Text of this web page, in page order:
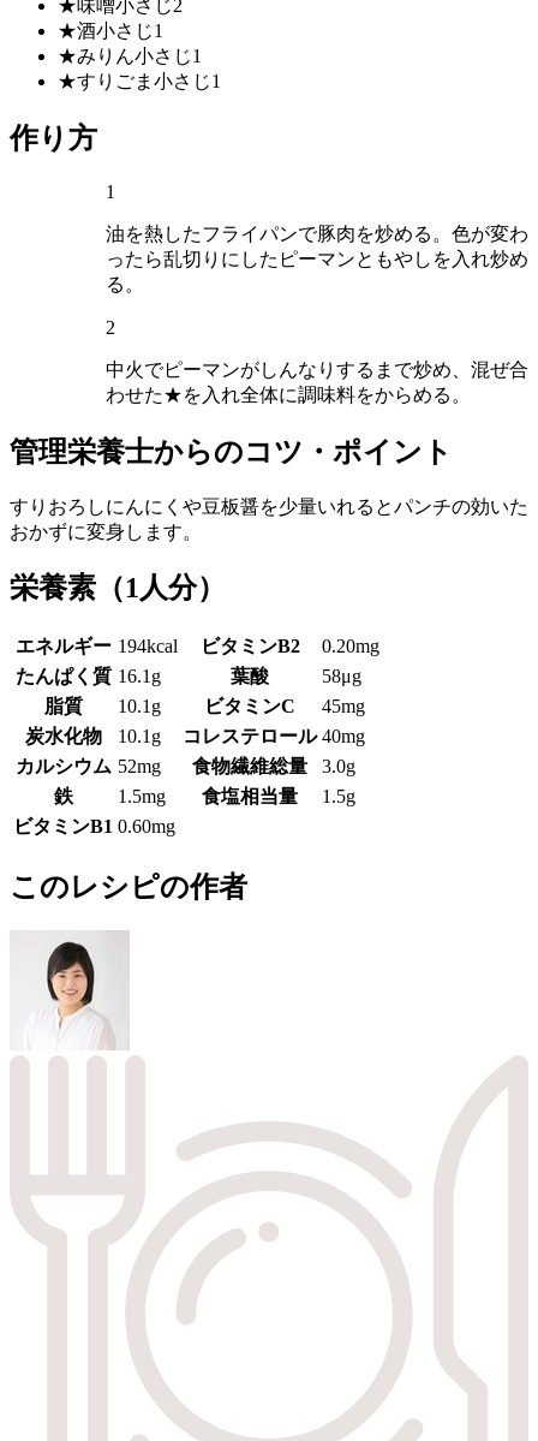
★味噌小さじ2
★酒小さじ1
★みりん小さじ1
★すりごま 小さじ1
作り方
1
油を熱したフライパンで豚肉を炒める。色が変わ
ったら乱切りにしたピーマンともやしを入れ炒め
る。
2
中火でピーマンがしんなりするまで炒め、混ぜ合
わせた★を入れ全体に調味料をからめる。
管理栄養士からのコツ・ポイント
すりおろしにんにくや豆板醤を少量いれるとパンチの効いた
おかずに変身します。
栄養素 （1人分）
エネルギー 194kcal ビタミンB2
0.20mg
たんぱく質 16.1g 葉酸
58μg
脂質
10.1g ビタミンC
45mg
炭水化物
10.1g コレステロール 40mg
カルシウム 52mg 食物繊維総量
3.0g
鉄
1.5mg 食塩相当量
1.5g
ビタミンB1 0.60mg
このレシピの作者